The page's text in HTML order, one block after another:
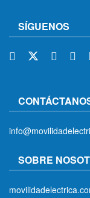
SÍGUENOS
SOBRE